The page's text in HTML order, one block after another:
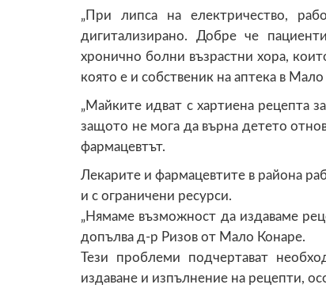
„При липса на електричество,
дигитализирано. Добре че
хронично болни възрастни хора,
която е и собственик на аптека в
„Майките идват с хартиена рецепта
защото не мога да върна детето
фармацевтът.
Лекарите и фармацевтите в района
и с ограничени ресурси.
„Нямаме възможност да издаваме
допълва д-р Ризов от Мало Конаре.
Тези проблеми подчертават
издаване и изпълнение на рецепти,